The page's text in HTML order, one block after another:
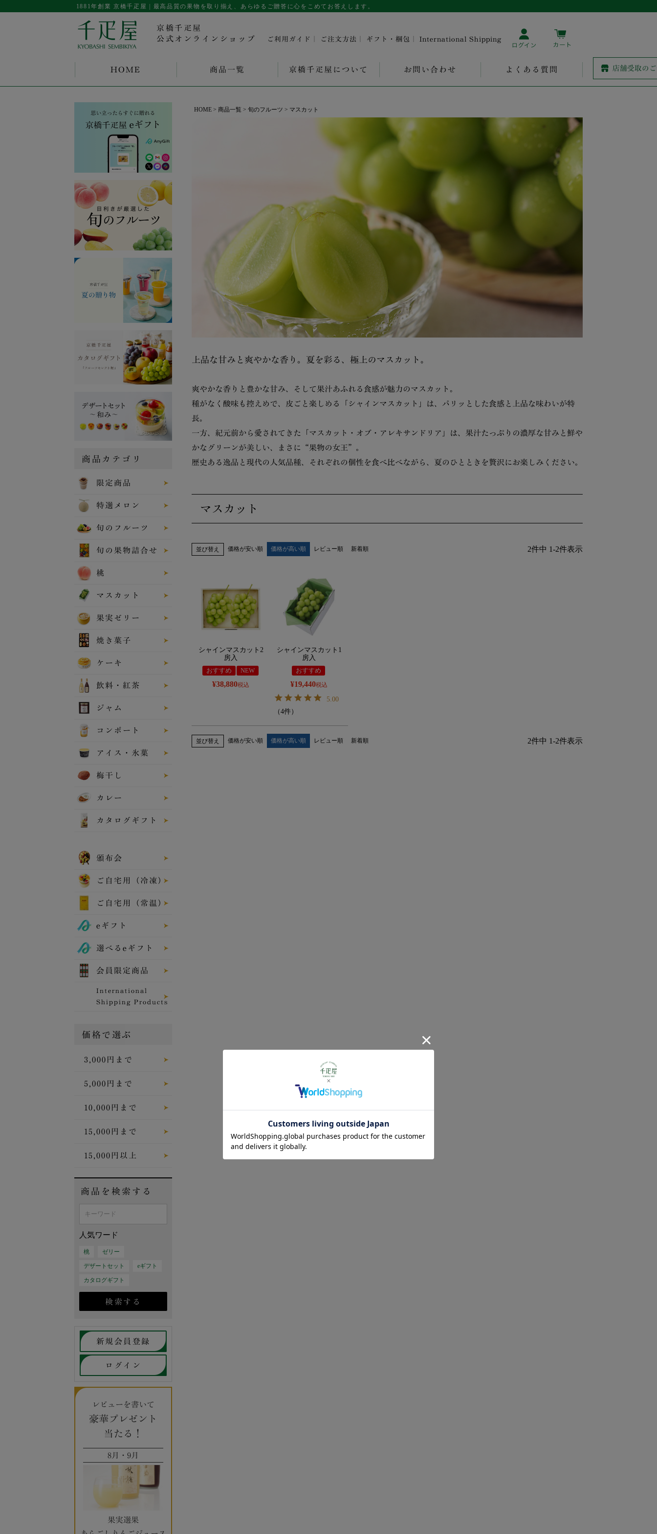
1881年創業 京橋千疋屋 | 最高品質の果物を取り揃え、あらゆるご贈答に心をこめてお答えします。
京橋千疋屋
公式オンラインショップ
ご利用ガイド ご注文方法 ギフト・梱包 International Shipping
HOME 商品一覧 京橋千疋屋について お問い合わせ よくある質問
商品カテゴリ
限定商品
特選メロン
旬のフルーツ
旬の果物詰合せ
桃
マスカット
果実ゼリー
焼き菓子
ケーキ
飲料・紅茶
ジャム
コンポート
アイス・氷菓
梅干し
カレー
カタログギフト
頒布会
ご自宅用（冷凍）
ご自宅用（常温）
eギフト
選べるeギフト
会員限定商品
International
Shipping Products
価格で選ぶ
3,000円まで
5,000円まで
10,000円まで
15,000円まで
15,000円以上
商品を検索する
人気ワード
桃 ゼリー
デザートセット eギフト
カタログギフト
新規会員登録
ログイン
レビューを書いて
豪華プレゼント
当たる！
8月・9月
果実選果
HOME 商品一覧 旬のフルーツ マスカット
上品な甘みと爽やかな香り。夏を彩る、極上のマスカット。
爽やかな香りと豊かな甘み、そして果汁あふれる食感が魅力のマスカット。
種がなく酸味も控えめで、皮ごと楽しめる「シャインマスカット」は、パリッとした食感と上品な味わいが特
長。
一方、紀元前から愛されてきた「マスカット・オブ・アレキサンドリア」は、果汁たっぷりの濃厚な甘みと鮮や
かなグリーンが美しい、まさに“果物の女王”。
歴史ある逸品と現代の人気品種、それぞれの個性を食べ比べながら、夏のひとときを贅沢にお楽しみください。
マスカット
並び替え 価格が安い順 価格が高い順 レビュー順 新着順 2件中 1-2件表示
シャインマスカット2
房入
おすすめ NEW
¥38,880税込
シャインマスカット1
房入
おすすめ
¥19,440税込
5.00
（4件）
並び替え 価格が安い順 価格が高い順 レビュー順 新着順 2件中 1-2件表示